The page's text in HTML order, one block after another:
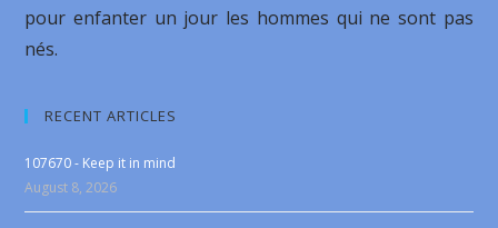
pour enfanter un jour les hommes qui ne sont pas
nés.
RECENT ARTICLES
107670 - Keep it in mind
August 8, 2026